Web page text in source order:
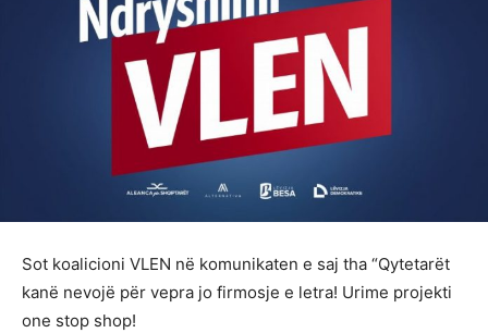
Sot koalicioni VLEN në komunikaten e saj tha “Qytetarët
kanë nevojë për vepra jo firmosje e letra! Urime projekti
one stop shop!